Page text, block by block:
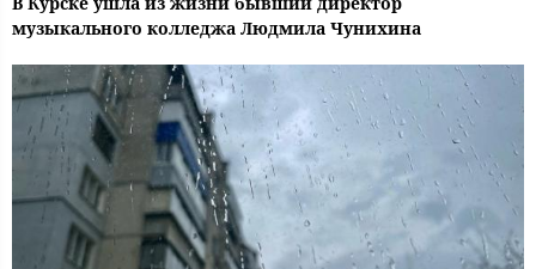
музыкального колледжа Людмила Чунихина